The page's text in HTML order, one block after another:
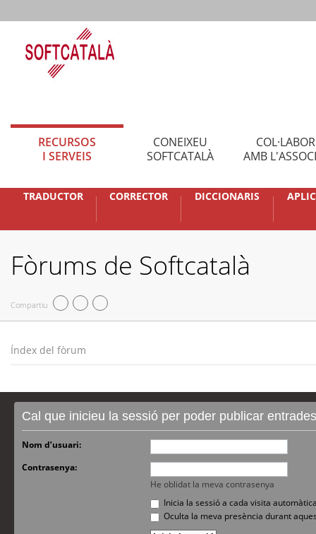
RECURSOS
I SERVEIS
CONEIXEU
SOFTCATALÀ
AMB
TRADUCTOR CORRECTOR DICCIONARIS
Fòrums de Softcatalà
Compartiu
Índex del fòrum
Cal que inicieu la sessió per poder publicar
Nom d’usuari:
Contrasenya:
He oblidat la meva contrasenya
Inicia la sessió a cada visita
Oculta la meva presència durant